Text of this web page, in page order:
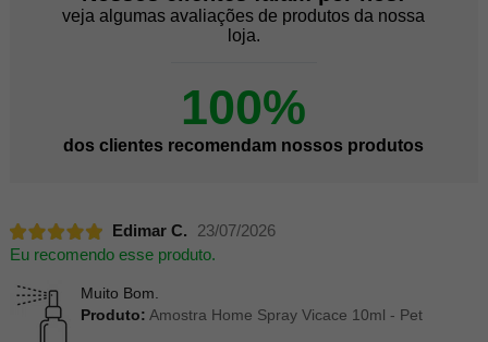
veja algumas avaliações de produtos da nossa
loja.
100%
dos clientes recomendam nossos produtos
Edimar C.
23/07/2026
Eu recomendo esse produto.
Muito Bom.
Produto: Amostra Home Spray Vicace 10ml - Pet